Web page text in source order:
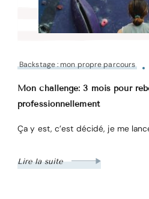
Backstage : mon propre parcours
Mon challenge: 3 mois pour
professionnellement
Ça y est, c’est décidé, je me
Lire la suite